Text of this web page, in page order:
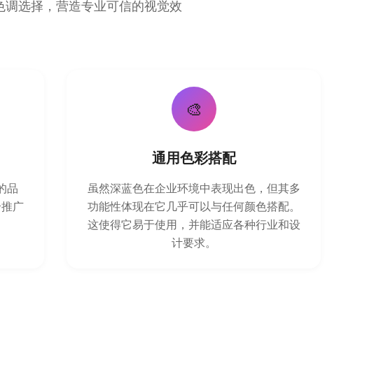
选择，营造专业可信的视觉效
品
广
🎨
通用色彩搭配
虽然深蓝色在企业环境中表现出色，但其多
功能性体现在它几乎可以与任何颜色搭配。
这使得它易于使用，并能适应各种行业和设
计要求。